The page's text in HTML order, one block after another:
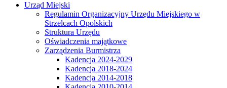
Urząd Miejski
Regulamin Organizacyjny Urzędu Miejskiego w
Strzelcach Opolskich
Struktura Urzędu
Oświadczenia majątkowe
Zarządzenia Burmistrza
Kadencja 2024-2029
Kadencja 2018-2024
Kadencja 2014-2018